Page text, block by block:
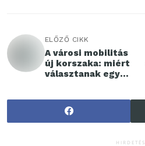
ELŐZŐ CIKK
A városi mobilitás
új korszaka: miért
választanak egyre
rollert?
HIRDETÉS